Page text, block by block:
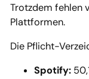
Trotzdem fehlen
Plattformen.
Die Pflicht-
Spotify: